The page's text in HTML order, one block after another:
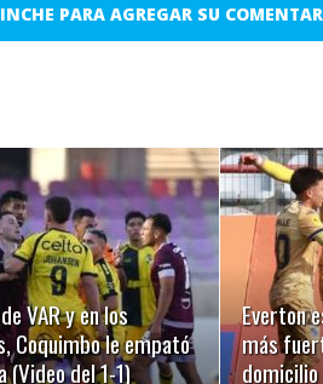
PARA AGREGAR SU
VAR y en los
Coquimbo le empató
(Video del 1-1)
LEER MÁS
Everton
más